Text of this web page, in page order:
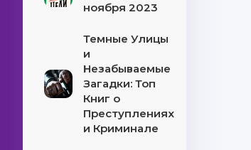
ноября 2023
Темные Улицы
и
Незабываемые
Загадки: Топ
Книг о
Преступлениях
и Криминале